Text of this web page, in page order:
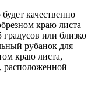
качественно
краю листа
или близко
рубанок для
краю листа,
расположенной